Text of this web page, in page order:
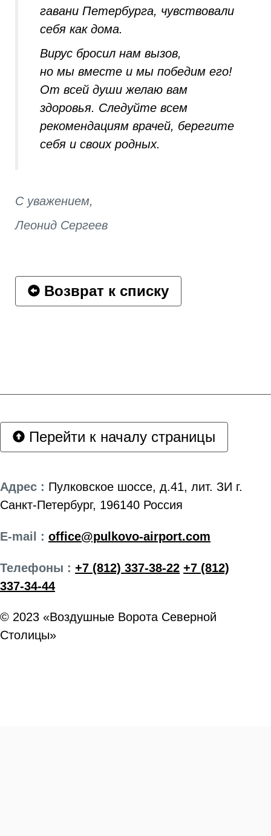
гавани Петербурга, чувствовали
себя как дома.
Вирус бросил нам вызов,
но мы вместе и мы победим его!
От всей души желаю вам
здоровья. Следуйте всем
рекомендациям врачей, берегите
себя и своих родных.
С уважением,
Леонид Сергеев
Возврат к списку
Перейти к началу страницы
Адрес : Пулковское шоссе, д.41, лит. ЗИ г.
Санкт-Петербург, 196140 Россия
E-mail : office@pulkovo-airport.com
Телефоны : +7 (812) 337-38-22 +7 (812)
337-34-44
© 2023 «Воздушные Ворота Северной
Столицы»